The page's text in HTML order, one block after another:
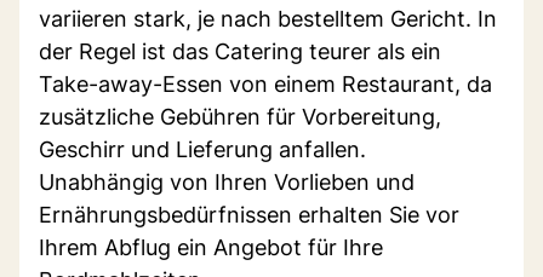
variieren stark, je nach bestelltem Gericht. In
der Regel ist das Catering teurer als ein
Take-away-Essen von einem Restaurant, da
zusätzliche Gebühren für Vorbereitung,
Geschirr und Lieferung anfallen.
Unabhängig von Ihren Vorlieben und
Ernährungsbedürfnissen erhalten Sie vor
Ihrem Abflug ein Angebot für Ihre